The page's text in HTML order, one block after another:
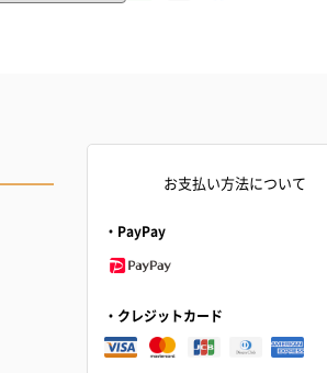
お支払い方法について
・PayPay
・クレジットカード